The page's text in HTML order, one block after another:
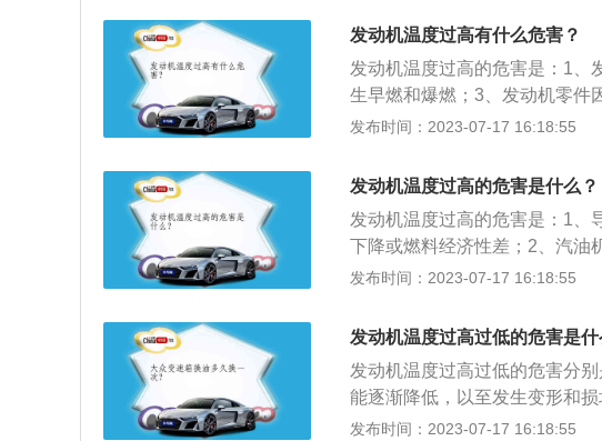
强度减弱，从而加剧了机件的
度，大部分汽车是在80-90度，
够正常运行。汽车的仪表盘上
该温度就直接反应了发动机的
就是正常，如果超过了该指示
发动机温度过高有什么危害？
发动机温度过高的危害是：1、
生早燃和爆燃；3、发动机零件
5、造成润滑不良，加剧零件的
道不通畅，水箱堵塞；5、冷却
法是：1、使用质量好的机油；
4、定期给汽车除积碳；5、按
发布时间：2023-07-17 16:18:55
发动机温度过高的危害是什么？
发动机温度过高的危害是：1、
下降或燃料经济性差；2、汽油
加速磨损，导致机件卡死或损
的磨损，同时增大功率消耗；3
刷，破坏润滑油膜，加快机件
发布时间：2023-07-17 16:18:55
发动机温度过高过低的危害是什
发动机温度过高过低的危害分
能逐渐降低，以至发生变形和
而受到破坏；3、使机油粘度变
发布时间：2023-07-17 16:18:55